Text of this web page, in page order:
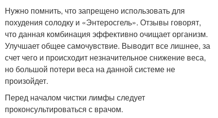
Нужно помнить, что запрещено использовать для
похудения солодку и «Энтеросгель». Отзывы говорят,
что данная комбинация эффективно очищает организм.
Улучшает общее самочувствие. Выводит все лишнее, за
счет чего и происходит незначительное снижение веса,
но большой потери веса на данной системе не
произойдет.
Перед началом чистки лимфы следует
проконсультироваться с врачом.